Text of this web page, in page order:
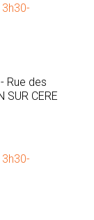
Rue des
SUR CERE